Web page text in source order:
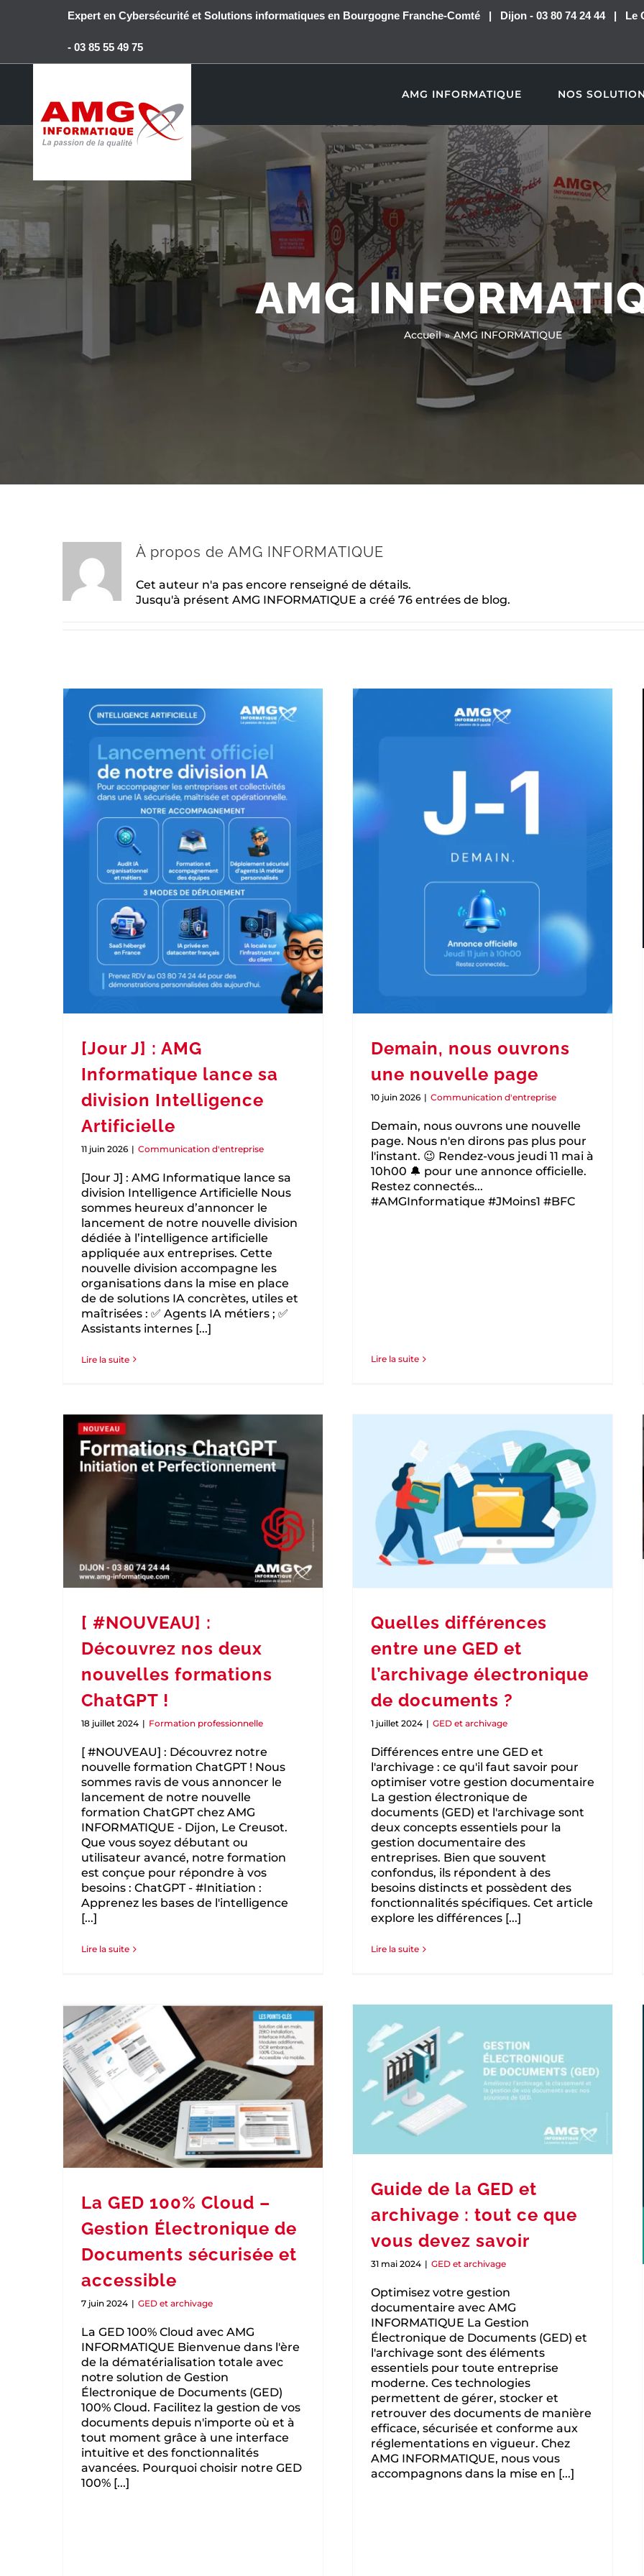
Expert en Cybersécurité et Solutions informatiques en Bourgogne Franche-Comté | Dijon - 03 80 74 24 44 | Le
- 03 85 55 49 75
AMG INFORMATIQUE NOS
AMG
Accueil AMG INFORMATIQUE
À propos de AMG INFORMATIQUE
Cet auteur n'a pas encore renseigné de détails.
Jusqu'à présent AMG INFORMATIQUE a créé 76 entrées de blog.
[Jour J] : AMG Informatique lance sa
Communication d'entreprise
[Jour J] : AMG
Informatique lance sa
division Intelligence
Artificielle
11 juin 2026 | Communication d'entreprise
[Jour J] : AMG Informatique lance sa
division Intelligence Artificielle Nous
sommes heureux d’annoncer le
lancement de notre nouvelle division
dédiée à l’intelligence artificielle
appliquée aux entreprises. Cette
nouvelle division accompagne les
organisations dans la mise en place
de de solutions IA concrètes, utiles et
maîtrisées : ✅ Agents IA métiers ; ✅
Assistants internes [...]
Lire la suite
Demain, nous ouvrons
une nouvelle page
10 juin 2026 | Communication d'entreprise
Demain, nous ouvrons une nouvelle
page. Nous n'en dirons pas plus pour
l'instant. 😉 Rendez-vous jeudi 11 mai à
10h00 🔔 pour une annonce officielle.
Restez connectés...
#AMGInformatique #JMoins1 #BFC
Lire la suite
[ #NOUVEAU] : Découvrez nos deux
nouvelles formations ChatGPT !
Formation professionnelle
[ #NOUVEAU] :
Découvrez nos deux
nouvelles formations
ChatGPT !
18 juillet 2024 | Formation professionnelle
[ #NOUVEAU] : Découvrez notre
nouvelle formation ChatGPT ! Nous
sommes ravis de vous annoncer le
lancement de notre nouvelle
formation ChatGPT chez AMG
INFORMATIQUE - Dijon, Le Creusot.
Que vous soyez débutant ou
utilisateur avancé, notre formation
est conçue pour répondre à vos
besoins : ChatGPT - #Initiation :
Apprenez les bases de l'intelligence
[...]
Lire la suite
Quelles différences
entre une GED et
l’archivage électronique
de documents ?
1 juillet 2024 | GED et archivage
Différences entre une GED et
l'archivage : ce qu'il faut savoir pour
optimiser votre gestion documentaire
La gestion électronique de
documents (GED) et l'archivage sont
deux concepts essentiels pour la
gestion documentaire des
entreprises. Bien que souvent
confondus, ils répondent à des
besoins distincts et possèdent des
fonctionnalités spécifiques. Cet article
explore les différences [...]
Lire la suite
La GED 100% Cloud – Gestion
Électronique de Documents
sécurisée et accessible
GED et archivage
La GED 100% Cloud –
Gestion Électronique de
Documents sécurisée et
accessible
7 juin 2024 | GED et archivage
La GED 100% Cloud avec AMG
INFORMATIQUE Bienvenue dans l'ère
de la dématérialisation totale avec
notre solution de Gestion
Électronique de Documents (GED)
100% Cloud. Facilitez la gestion de vos
documents depuis n'importe où et à
tout moment grâce à une interface
intuitive et des fonctionnalités
avancées. Pourquoi choisir notre GED
100% [...]
Guide de la GED et
archivage : tout ce que
vous devez savoir
31 mai 2024 | GED et archivage
Optimisez votre gestion
documentaire avec AMG
INFORMATIQUE La Gestion
Électronique de Documents (GED) et
l'archivage sont des éléments
essentiels pour toute entreprise
moderne. Ces technologies
permettent de gérer, stocker et
retrouver des documents de manière
efficace, sécurisée et conforme aux
réglementations en vigueur. Chez
AMG INFORMATIQUE, nous vous
accompagnons dans la mise en [...]